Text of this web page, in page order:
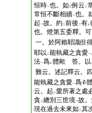
恒時一也。如三例云 二
常恒不斷相續一也。
起一故。約 二前後一有レ
也。燈第五委釋。可
一。於阿賴耶識但
耶以 二能執藏之貪愛一
法一爲レ體歟 答。以
難云。述記釋云。
能執藏之貪愛一爲
云。起 レ愛所著之處
貪 二總別三世境一故
現在過去未來如 二其